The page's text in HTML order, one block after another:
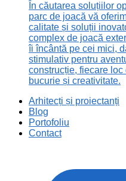
În căutarea soluțiilor
parc de joacă vă
calitate și soluții
complex de joacă
îi încântă pe cei mici,
stimulativ pentru
construcție, fiecare
bucurie și creativitate.
Arhitecți și proiectanți
Blog
Portofoliu
Contact